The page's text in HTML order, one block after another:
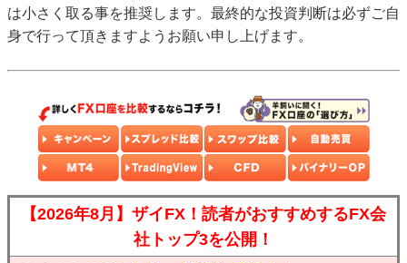
は小さく取る事を推奨します。最終的な投資判断は必ずご自
身で行って頂きますようお願い申し上げます。
【2026年8月】ザイFX！読者がおすすめするFX会
社トップ3を公開！